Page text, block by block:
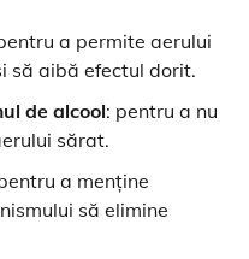
a permite aerului
să aibă efectul dorit.
de alcool: pentru a nu
sărat.
a menține
să elimine